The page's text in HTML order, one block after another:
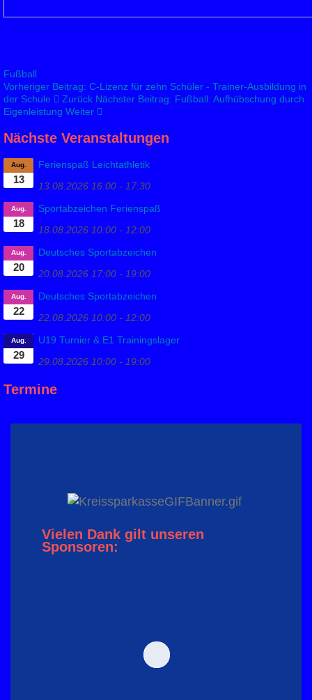
Fußball
Vorheriger Beitrag: C-Lizenz für zehn Schüler - Trainer-Ausbildung in
der Schule
Zurück Nächster Beitrag: Fußball: Aufhübschung durch
Eigenleistung Weiter
Nächste Veranstaltungen
13
Aug.
Ferienspaß Leichtathletik
13.08.2026 16:00 - 17:30
18
Aug.
Sportabzeichen Ferienspaß
18.08.2026 10:00 - 12:00
20
Aug.
Deutsches Sportabzeichen
20.08.2026 17:00 - 19:00
22
Aug.
Deutsches Sportabzeichen
22.08.2026 10:00 - 12:00
29
Aug.
U19 Turnier & E1 Trainingslager
29.08.2026 10:00 - 19:00
Termine
Vielen Dank gilt unseren
Sponsoren: